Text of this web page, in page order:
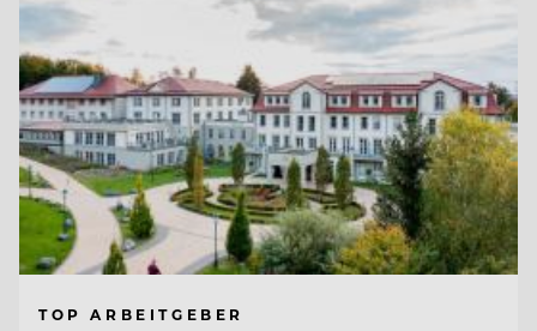
TOP ARBEITGEBER